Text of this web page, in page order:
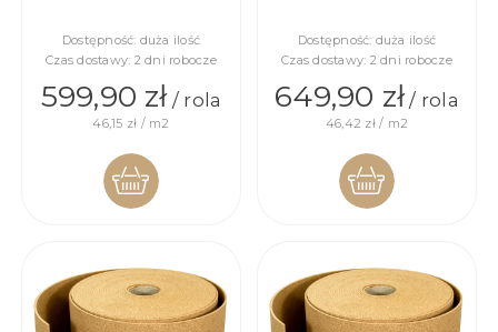
Dostępność: duża ilość
Czas dostawy: 2 dni robocze
599,90 zł/ rola
46,15 zł / m2
KOSZYKA
Dostępność: duża ilość
Czas dostawy: 2 dni robocze
649,90 zł/ rola
46,42 zł / m2
KOSZYKA